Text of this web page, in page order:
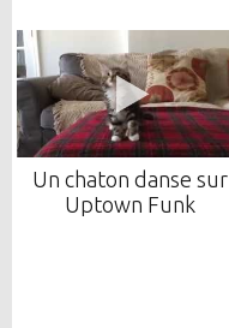
Un chaton danse sur
Uptown Funk